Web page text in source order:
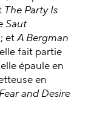
The Party Is
Saut
etA Bergman
fait partie
épaule en
en
Fear and Desire